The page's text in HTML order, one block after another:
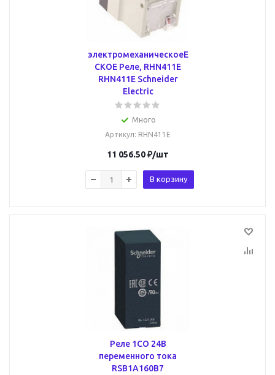
электромеханическоеЕ
СКОЕ Реле, RHN411E
RHN411E Schneider
Electric
Много
Артикул: RHN411E
11 056.50₽/шт
В корзину
Реле 1CO 24В
переменного тока
RSB1A160B7